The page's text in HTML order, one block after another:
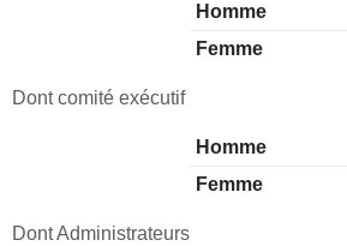
Homme
Femme
Dont comité exécutif
Homme
Femme
Dont Administrateurs